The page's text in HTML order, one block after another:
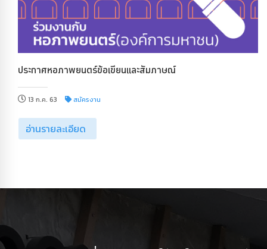
ประกาศหอภาพยนตร์ข้อเขียนและสัมภาษณ์
13 ก.ค. 63 สมัครงาน
อ่านรายละเอียด